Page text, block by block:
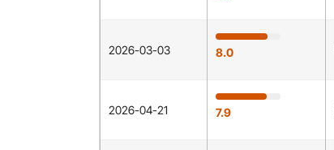
2026-03-03 8.0
2026-04-21 7.9